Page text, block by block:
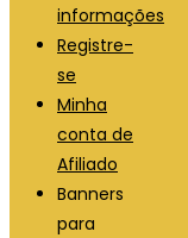
informações
Registre-
se
Minha
conta de
Afiliado
Banners
para